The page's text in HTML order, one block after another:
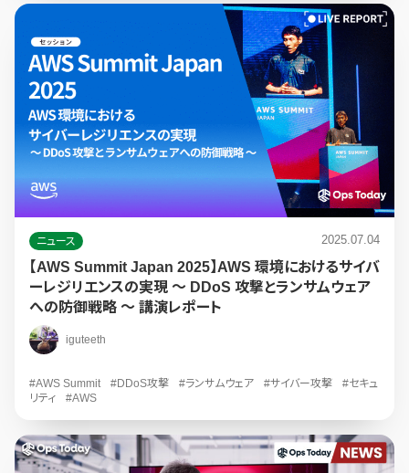
ニュース 2025.07.04
【AWS Summit Japan 2025】AWS 環境におけるサイバ
ーレジリエンスの実現 ～ DDoS 攻撃とランサムウェア
への防御戦略 ～ 講演レポート
iguteeth
#AWS Summit #DDoS攻撃 #ランサムウェア #サイバー攻撃
#セキュ
リティ
#AWS